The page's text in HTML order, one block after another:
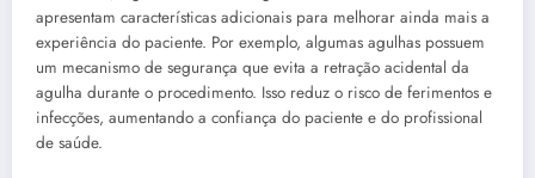
apresentam características adicionais para melhorar ainda mais a
experiência do paciente. Por exemplo, algumas agulhas possuem
um mecanismo de segurança que evita a retração acidental da
agulha durante o procedimento. Isso reduz o risco de ferimentos e
infecções, aumentando a confiança do paciente e do profissional
de saúde.